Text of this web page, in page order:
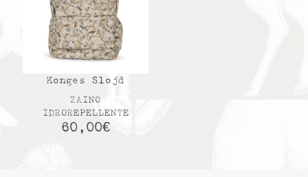
Konges Slojd
ZAINO
IDROREPELLENTE
60,00€